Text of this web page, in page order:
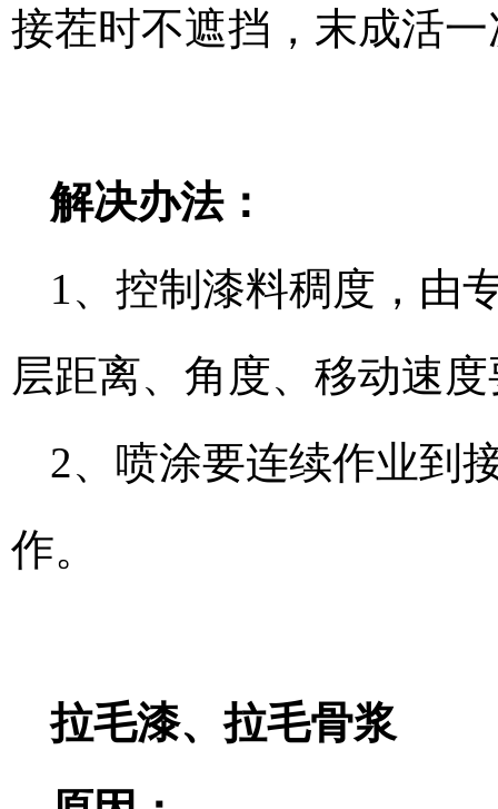
接茬时不遮挡，末成活
解决办法：
1、控制漆料稠度，由
层距离、角度、移动速
2、喷涂要连续作业到
作。
拉毛漆、拉毛骨浆